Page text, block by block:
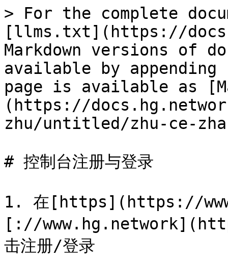
> For the complete
[llms.txt](https://
Markdown versions of
available by
page is available as
(https://
zhu/untitled/zhu-ce-
# 控制台注册与登录
1. 在[https](https://
[://
击注册/登录